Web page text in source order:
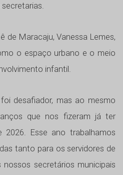
de Maracaju, Vanessa Lemes,
o espaço urbano e o meio
infantil.
desafiador, mas ao mesmo
que nos fizeram já ter
2026. Esse ano trabalhamos
tanto para os servidores de
secretários municipais